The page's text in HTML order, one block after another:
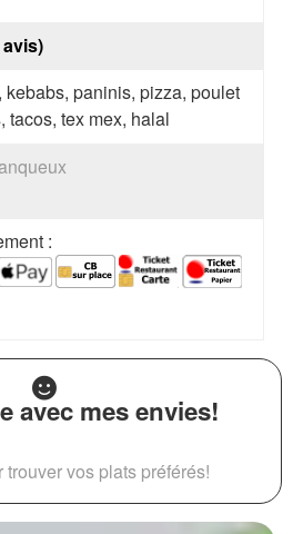
kebabs, paninis, pizza, poulet
tacos, tex mex, halal
:
avec mes envies!
vos plats préférés!